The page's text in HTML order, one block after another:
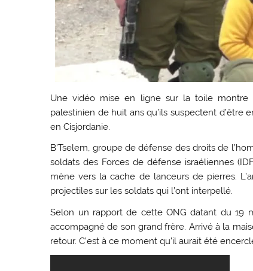
Une vidéo mise en ligne sur la toile montre
palestinien de huit ans qu’ils suspectent d’être
en Cisjordanie.
B’Tselem, groupe de défense des droits de
soldats des Forces de défense israéliennes
mène vers la cache de lanceurs de pierres.
projectiles sur les soldats qui l’ont interpellé.
Selon un rapport de cette ONG datant du 19
accompagné de son grand frère. Arrivé à la
retour. C’est à ce moment qu’il aurait été